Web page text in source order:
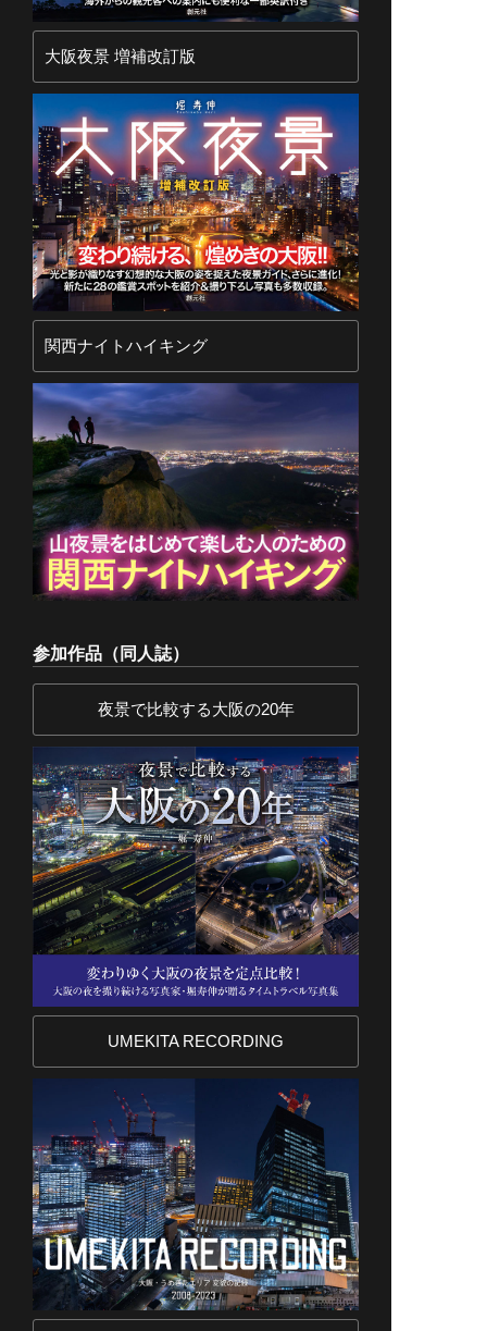
大阪夜景 増補改訂版
関西ナイトハイキング
参加作品（同人誌）
夜景で比較する大阪の20年
UMEKITA RECORDING